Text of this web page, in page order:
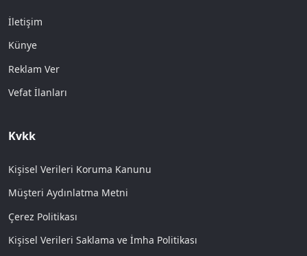
İletişim
Künye
Reklam Ver
Vefat İlanları
Kvkk
Kişisel Verileri Koruma Kanunu
Müşteri Aydınlatma Metni
Çerez Politikası
Kişisel Verileri Saklama ve İmha Politikası